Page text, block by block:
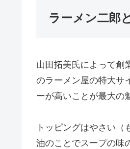
ラーメン二郎
山田拓美氏によって創
のラーメン屋の特大サ
ーが高いことが最大の
トッピングはやさい
油のことでスープの味